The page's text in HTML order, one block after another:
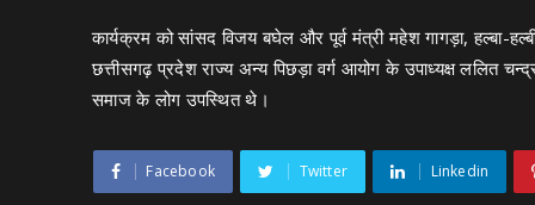
कार्यक्रम को सांसद विजय बघेल और पूर्व मंत्री महेश गागड़ा, हल्बा-
छत्तीसगढ़ प्रदेश राज्य अन्य पिछड़ा वर्ग आयोग के उपाध्यक्ष ललित
समाज के लोग उपस्थित थे।
Facebook Twitter Linkedin